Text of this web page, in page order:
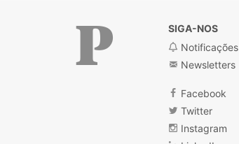
Público
SIGA-NOS
Notificações
Newsletters
Facebook
Twitter
Instagram